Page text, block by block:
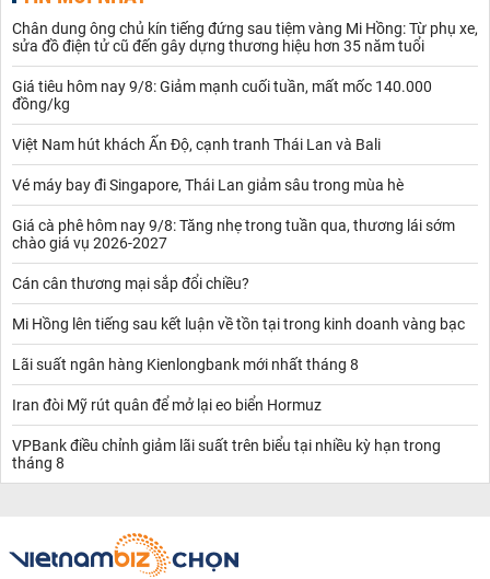
Chân dung ông chủ kín tiếng đứng sau tiệm vàng Mi Hồng: Từ phụ xe,
sửa đồ điện tử cũ đến gây dựng thương hiệu hơn 35 năm tuổi
Giá tiêu hôm nay 9/8: Giảm mạnh cuối tuần, mất mốc 140.000
đồng/kg
Việt Nam hút khách Ấn Độ, cạnh tranh Thái Lan và Bali
Vé máy bay đi Singapore, Thái Lan giảm sâu trong mùa hè
Giá cà phê hôm nay 9/8: Tăng nhẹ trong tuần qua, thương lái sớm
chào giá vụ 2026-2027
Cán cân thương mại sắp đổi chiều?
Mi Hồng lên tiếng sau kết luận về tồn tại trong kinh doanh vàng bạc
Lãi suất ngân hàng Kienlongbank mới nhất tháng 8
Iran đòi Mỹ rút quân để mở lại eo biển Hormuz
VPBank điều chỉnh giảm lãi suất trên biểu tại nhiều kỳ hạn trong
tháng 8